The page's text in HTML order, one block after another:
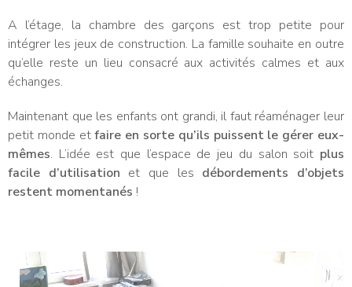
A l’étage, la chambre des garçons est trop petite pour
intégrer les jeux de construction. La famille souhaite en outre
qu’elle reste un lieu consacré aux activités calmes et aux
échanges.
Maintenant que les enfants ont grandi, il faut réaménager leur
petit monde etfaire en sorte qu’ils puissent le gérer eux-
mêmes. L’idée est que l’espace de jeu du salon soit plus
facile d’utilisation et que les débordements d’objets
restent momentanés !